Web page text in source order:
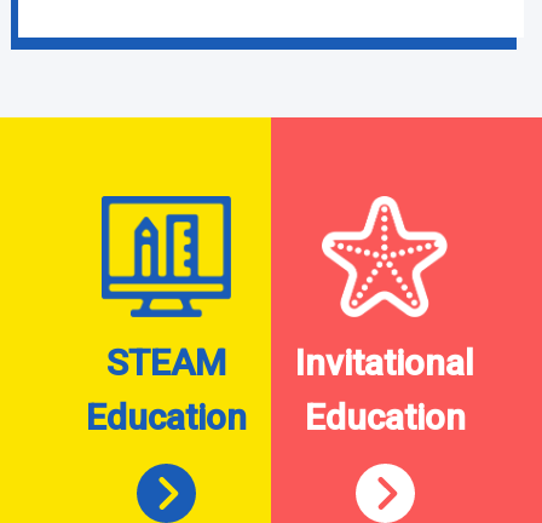
STEAM
Education
Invitational
Education